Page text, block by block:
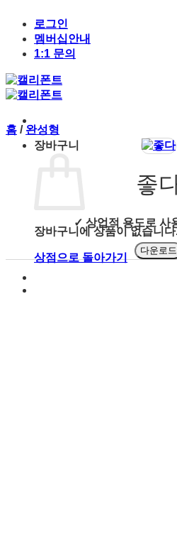
content
로그인
멤버십안내
1:1 문의
장바구니
장바구니에 상품이 없습니
상점으로 돌아가기
홈 / 완성형
좋
✓ 상업적 용도로 사
다운로드